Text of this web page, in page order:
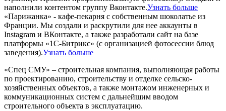
наполнили контентом группу Вконтакте.Узнать больше
«Парижанка» - кафе-пекарня с собственным шоколатье из
Франции. Мы создали и раскрутили для нее аккаунты в
Instagram и ВКонтакте, а также разработали сайт на базе
платформы «1С-Битрикс» (с организацией фотосессии блюд
заведения).Узнать больше
«Спец СМУ» – строительная компания, выполняющая работы
по проектированию, строительству и отделке сельско-
хозяйственных объектов, а также монтажом инженерных и
коммуникационных систем с дальнейшим вводом
строительного объекта в эксплуатацию.